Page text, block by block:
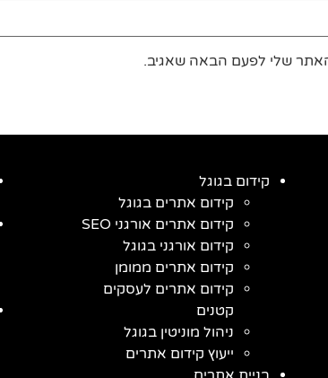
שלי לפעם הבאה שאגיב.
קידום בגוגל
קידום אתרים בגוגל
קידום אתרים אורגני SEO
קידום אורגני בגוגל
קידום אתרים ממומן
קידום אתרים לעסקים
קטנים
ניהול מוניטין בגוגל
ייעוץ קידום אתרים